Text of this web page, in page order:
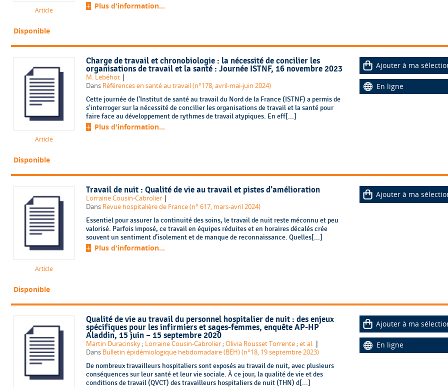
Article Plus d'information...
Disponible
Article
Charge de travail et chronobiologie : la nécessité de concilier les
organisations de travail et la santé : Journée ISTNF, 16 novembre 2023
M. Lebéhot |
Dans
Références en santé au travail (n°178, avril-mai-juin 2024)
Cette journée de l'Institut de santé au travail du Nord de la France (ISTNF) a permis de
s'interroger sur la nécessité de concilier les organisations de travail et la santé pour
faire face au développement de rythmes de travail atypiques. En eff[...]
Plus d'information...
Ajouter à ma
En ligne
Disponible
Article
Travail de nuit : Qualité de vie au travail et pistes d’amélioration
Lorraine Cousin-Cabrolier |
Dans Revue hospitalière de France (n° 617, mars-avril 2024)
Essentiel pour assurer la continuité des soins, le travail de nuit reste méconnu et peu
valorisé. Parfois imposé, ce travail en équipes réduites et en horaires décalés crée
souvent un sentiment d’isolement et de manque de reconnaissance. Quelles[...]
Plus d'information...
Ajouter à ma
Disponible
Qualité de vie au travail du personnel hospitalier de nuit : des enjeux
spécifiques pour les infirmiers et sages-femmes, enquête AP-HP
Aladdin, 15 juin – 15 septembre 2020
Martin Duracinsky ; Lorraine Cousin-Cabrolier ;Olivia Rousset Torrente ;et al. |
Dans Bulletin épidémiologique hebdomadaire (BEH) (n°18, 19 septembre 2023)
De nombreux travailleurs hospitaliers sont exposés au travail de nuit, avec plusieurs
conséquences sur leur santé et leur vie sociale. À ce jour, la qualité de vie et des
conditions de travail (QVCT) des travailleurs hospitaliers de nuit (THN) d[...]
Ajouter à ma
En ligne